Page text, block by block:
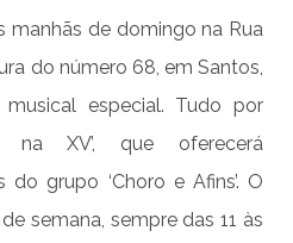
manhãs de domingo na Rua
do número 68, em Santos,
especial. Tudo por
na XV’, que oferecerá
grupo ‘Choro e Afins’. O
semana, sempre das 11 às